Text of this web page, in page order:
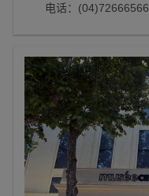
电话：(04)72666566